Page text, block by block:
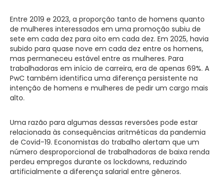
Entre 2019 e 2023, a proporção tanto de homens quanto
de mulheres interessados em uma promoção subiu de
sete em cada dez para oito em cada dez. Em 2025, havia
subido para quase nove em cada dez entre os homens,
mas permaneceu estável entre as mulheres. Para
trabalhadoras em início de carreira, era de apenas 69%. A
PwC também identifica uma diferença persistente na
intenção de homens e mulheres de pedir um cargo mais
alto.
Uma razão para algumas dessas reversões pode estar
relacionada às consequências aritméticas da pandemia
de Covid-19. Economistas do trabalho alertam que um
número desproporcional de trabalhadoras de baixa renda
perdeu empregos durante os lockdowns, reduzindo
artificialmente a diferença salarial entre gêneros.